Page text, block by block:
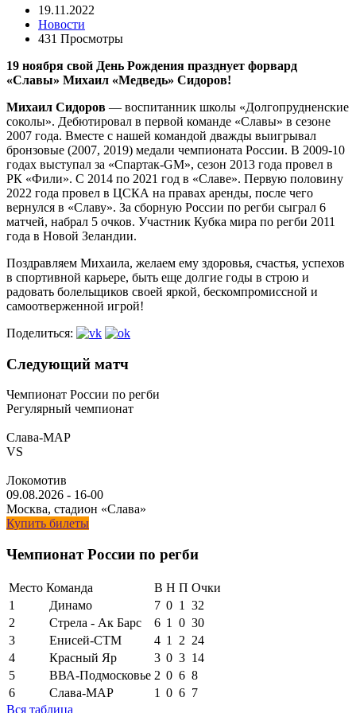
19.11.2022
Новости
431 Просмотры
19 ноября свой День Рождения празднует форвард
«Славы» Михаил «Медведь» Сидоров!
Михаил Сидоров — воспитанник школы «Долгопрудненские
соколы». Дебютировал в первой команде «Славы» в сезоне
2007 года. Вместе с нашей командой дважды выигрывал
бронзовые (2007, 2019) медали чемпионата России. В 2009-10
годах выступал за «Спартак-GM», сезон 2013 года провел в
РК «Фили». С 2014 по 2021 год в «Славе». Первую половину
2022 года провел в ЦСКА на правах аренды, после чего
вернулся в «Славу». За сборную России по регби сыграл 6
матчей, набрал 5 очков. Участник Кубка мира по регби 2011
года в Новой Зеландии.
Поздравляем Михаила, желаем ему здоровья, счастья, успехов
в спортивной карьере, быть еще долгие годы в строю и
радовать болельщиков своей яркой, бескомпромиссной и
самоотверженной игрой!
Поделиться:
Следующий матч
Чемпионат России по регби
Регулярный чемпионат
Слава-МАР
VS
Локомотив
09.08.2026 - 16-00
Москва, стадион «Слава»
Купить билеты
Чемпионат России по регби
Место Команда В Н П Очки
1
Динамо 7 0 1
32
2
Стрела - Ак Барс 6 1 0 30
3
Енисей-СТМ 4 1 2 24
4
Красный Яр 3 0 3 14
5
ВВА-Подмосковье 2 0 6 8
6
Слава-МАР 1 0 6 7
Вся таблица